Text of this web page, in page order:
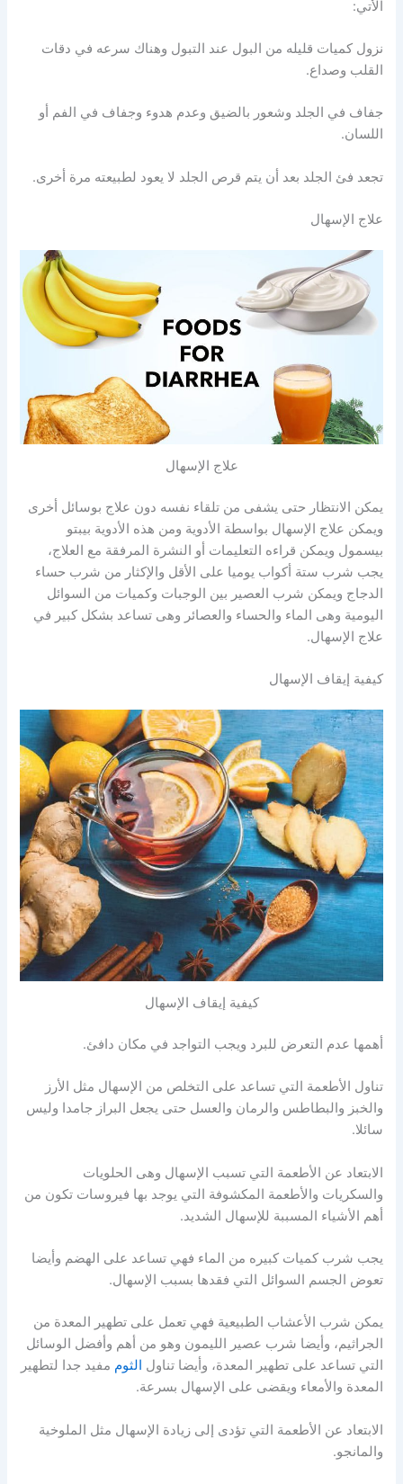
الأتي:
نزول كميات قليله من البول عند التبول وهناك سرعه في دقات
القلب وصداع.
جفاف في الجلد وشعور بالضيق وعدم هدوء وجفاف في الفم أو
اللسان.
تجعد فئ الجلد بعد أن يتم قرص الجلد لا يعود لطبيعته مرة أخرى.
علاج الإسهال
علاج الإسهال
يمكن الانتظار حتى يشفى من تلقاء نفسه دون علاج بوسائل أخرى
ويمكن علاج الإسهال بواسطة الأدوية ومن هذه الأدوية بيبتو
بيسمول ويمكن قراءه التعليمات أو النشرة المرفقة مع العلاج،
يجب شرب ستة أكواب يوميا على الأقل والإكثار من شرب حساء
الدجاج ويمكن شرب العصير بين الوجبات وكميات من السوائل
اليومية وهى الماء والحساء والعصائر وهى تساعد بشكل كبير في
علاج الإسهال.
كيفية إيقاف الإسهال
كيفية إيقاف الإسهال
أهمها عدم التعرض للبرد ويجب التواجد في مكان دافئ.
تناول الأطعمة التي تساعد على التخلص من الإسهال مثل الأرز
والخبز والبطاطس والرمان والعسل حتى يجعل البراز جامدا وليس
سائلا.
الابتعاد عن الأطعمة التي تسبب الإسهال وهى الحلويات
والسكريات والأطعمة المكشوفة التي يوجد بها فيروسات تكون من
أهم الأشياء المسببة للإسهال الشديد.
يجب شرب كميات كبيره من الماء فهي تساعد على الهضم وأيضا
تعوض الجسم السوائل التي فقدها بسبب الإسهال.
يمكن شرب الأعشاب الطبيعية فهي تعمل على تطهير المعدة من
الجراثيم، وأيضا شرب عصير الليمون وهو من أهم وأفضل الوسائل
التي تساعد على تطهير المعدة، وأيضا تناول الثوم مفيد جدا لتطهير
المعدة والأمعاء ويقضى على الإسهال بسرعة.
الابتعاد عن الأطعمة التي تؤدى إلى زيادة الإسهال مثل الملوخية
والمانجو.